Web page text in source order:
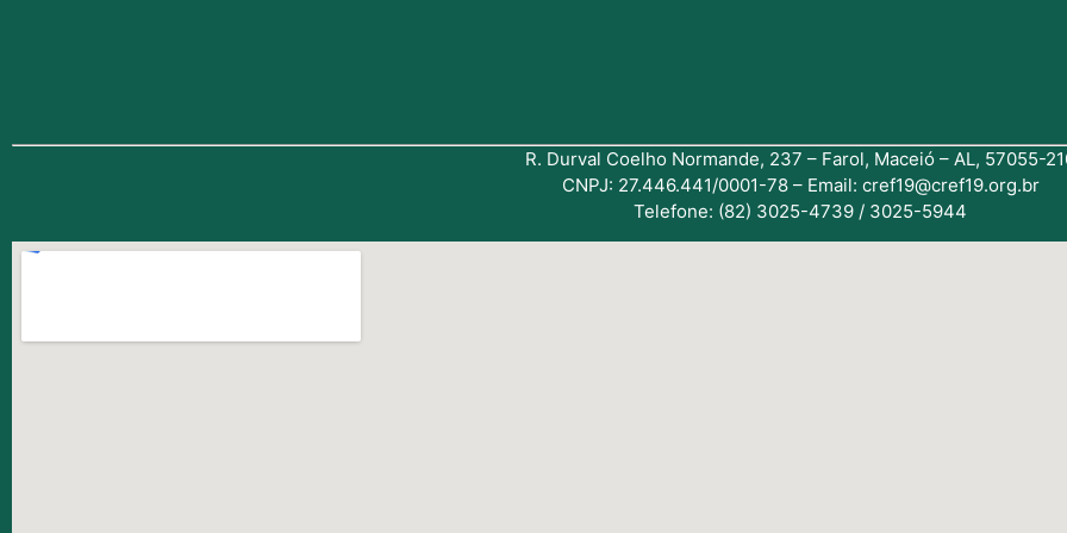
R. Durval Coelho Normande, 237 – Farol, Maceió – AL, 57055-
CNPJ: 27.446.441/0001-78 – Email: cref19@cref19.org.br
Telefone: (82) 3025-4739 / 3025-5944